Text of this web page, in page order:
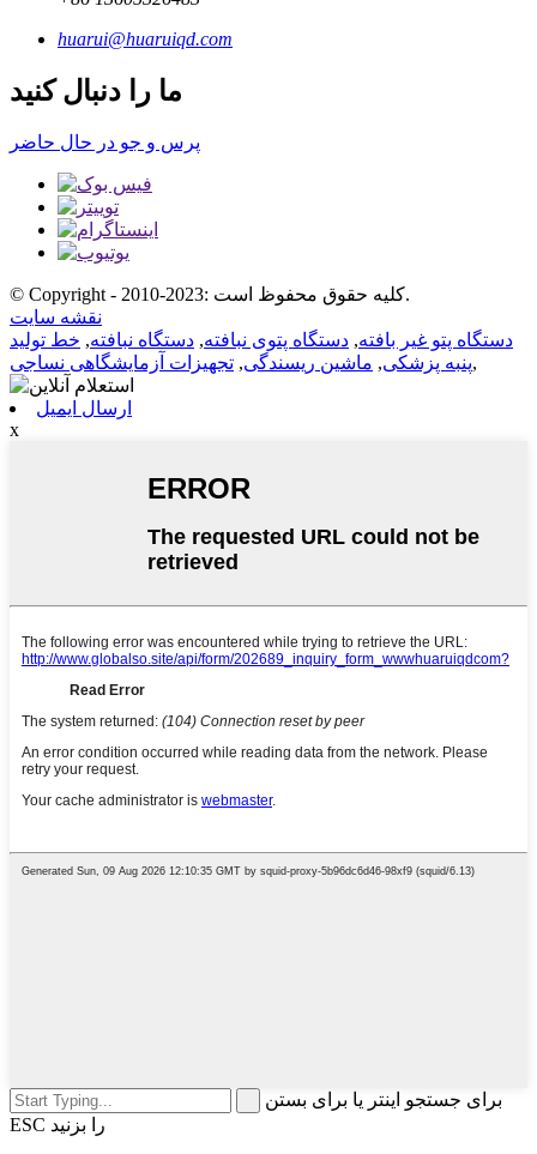
huarui@huaruiqd.com
ما را دنبال کنید
پرس و جو در حال حاضر
© Copyright - 2010-2023: کلیه حقوق محفوظ است.
نقشه سایت
دستگاه پتو غیر بافته, دستگاه پتوی نبافته, دستگاه نبافته, خط تولید
پنبه پزشکی, ماشین ریسندگی, تجهیزات آزمایشگاهی نساجی ,
ارسال ایمیل
x
برای جستجو اینتر یا برای بستن
ESC را بزنید